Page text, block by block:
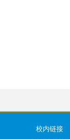
校内链接